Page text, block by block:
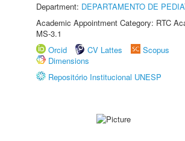
Department: DEPARTAMENTO DE
Academic Appointment Category: RTC
MS-3.1
Orcid
CV Lattes
Scopus
Dimensions
Repositório Institucional UNESP